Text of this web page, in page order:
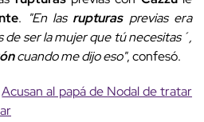
. "En las rupturasprevias era
de ser la mujer que tú necesitas´,
cuando me dijo eso", confesó.
Acusan al papá de Nodal de tratar